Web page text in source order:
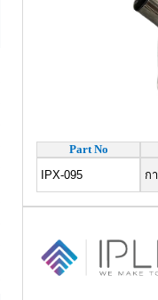
Part No
IPX-095
ก